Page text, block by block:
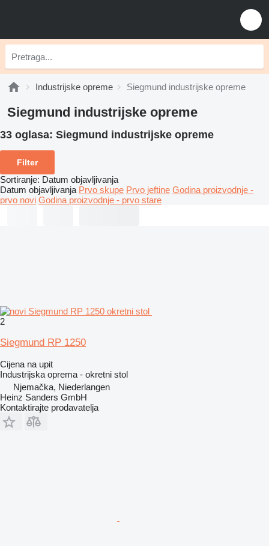
Industrijske opreme Siegmund industrijske opreme
Siegmund industrijske opreme
33 oglasa: Siegmund industrijske opreme
Filter
Sortiranje: Datum objavljivanja
Datum objavljivanja Prvo skupe Prvo jeftine Godina proizvodnje -
prvo novi Godina proizvodnje - prvo stare
2
Siegmund RP 1250
Cijena na upit
Industrijska oprema - okretni stol
Njemačka, Niederlangen
Heinz Sanders GmbH
Kontaktirajte prodavatelja